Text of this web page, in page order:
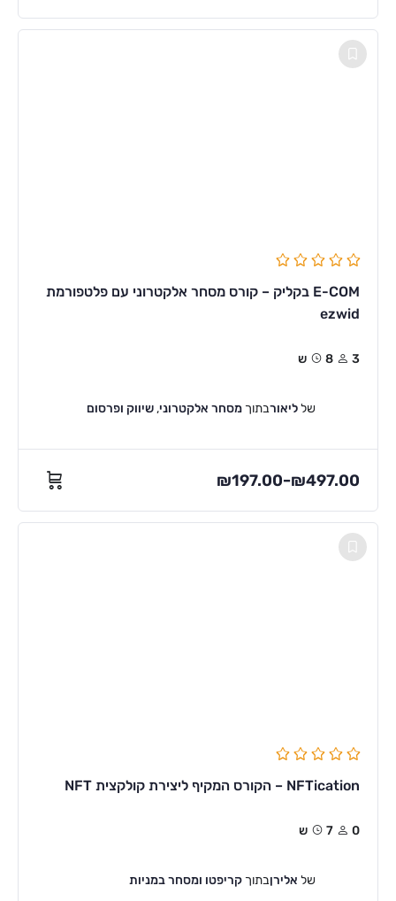
E-COM בקליק – קורס מסחר אלקטרוני עם פלטפורמת
ezwid
3 8ש
שלליאורבתוך מסחר אלקטרוני,שיווק ופרסום
₪197.00–₪497.00
NFTication – הקורס המקיף ליצירת קולקצית NFT
0 7ש
של אלירןבתוך קריפטו ומסחר במניות